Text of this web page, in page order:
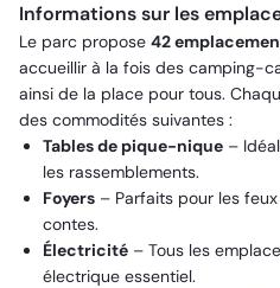
Informations sur les
Le parc propose 42
accueillir à la fois des camping-
ainsi de la place pour tous.
des commodités suivantes :
Tables de pique-nique –
les rassemblements.
Foyers – Parfaits pour les
contes.
Électricité – Tous les
électrique essentiel.